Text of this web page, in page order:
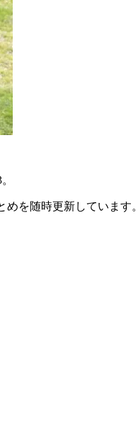
を随時更新しています。